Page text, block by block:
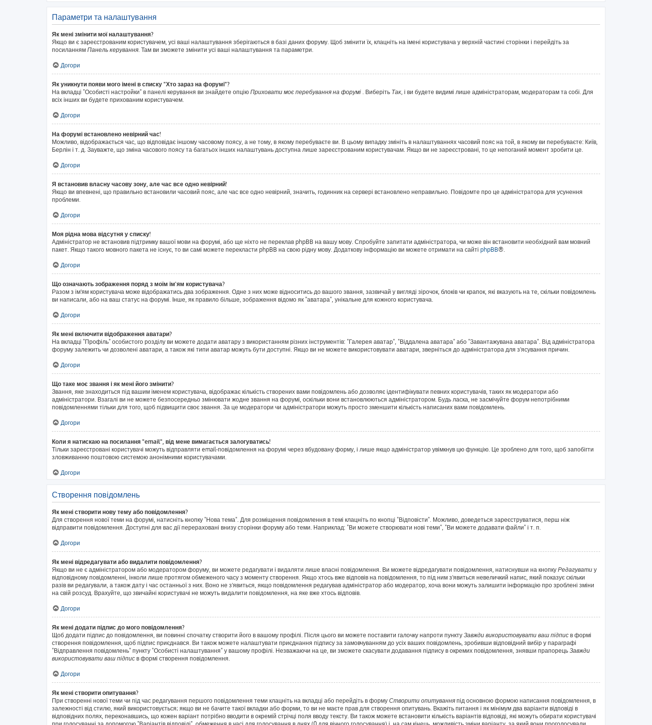
Параметри та налаштування
Як мені змінити мої налаштування?
Якщо ви є зареєстрованим користувачем, усі ваші налаштування зберігаються в базі даних форуму. Щоб змінити їх, клацніть на імені користувача у верхній частині сторінки і перейдіть за
посиланням Панель керування. Там ви зможете змінити усі ваші налаштування та параметри.
Догори
Як уникнути появи мого імені в списку "Хто зараз на форумі"?
На вкладці "Особисті настройки" в панелі керування ви знайдете опцію Приховати моє перебування на форумі . Виберіть Так, і ви будете видимі лише адміністраторам, модераторам та собі. Для
всіх інших ви будете прихованим користувачем.
Догори
На форумі встановлено невірний час!
Можливо, відображається час, що відповідає іншому часовому поясу, а не тому, в якому перебуваєте ви. В цьому випадку змініть в налаштуваннях часовий пояс на той, в якому ви перебуваєте: Київ,
Берлін і т. д. Зауважте, що зміна часового поясу та багатьох інших налаштувань доступна лише зареєстрованим користувачам. Якщо ви не зареєстровані, то це непоганий момент зробити це.
Догори
Я встановив власну часову зону, але час все одно невірний!
Якщо ви впевнені, що правильно встановили часовий пояс, але час все одно невірний, значить, годинник на сервері встановлено неправильно. Повідомте про це адміністратора для усунення
проблеми.
Догори
Моя рідна мова відсутня у списку!
Адміністратор не встановив підтримку вашої мови на форумі, або ще ніхто не переклав phpBB на вашу мову. Спробуйте запитати адміністратора, чи може він встановити необхідний вам мовний
пакет. Якщо такого мовного пакета не існує, то ви самі можете перекласти phpBB на свою рідну мову. Додаткову інформацію ви можете отримати на сайті phpBB®.
Догори
Що означають зображення поряд з моїм ім'ям користувача?
Разом з ім'ям користувача може відображатись два зображення. Одне з них може відноситись до вашого звання, зазвичай у вигляді зірочок, блоків чи крапок, які вказують на те, скільки повідомлень
ви написали, або на ваш статус на форумі. Інше, як правило більше, зображення відомо як "аватара", унікальне для кожного користувача.
Догори
Як мені включити відображення аватари?
На вкладці "Профіль" особистого розділу ви можете додати аватару з використанням різних інструментів: "Галерея аватар", "Віддалена аватара" або "Завантажувана аватара". Від адміністратора
форуму залежить чи дозволені аватари, а також які типи аватар можуть бути доступні. Якщо ви не можете використовувати аватари, зверніться до адміністратора для з'ясування причин.
Догори
Що таке моє звання і як мені його змінити?
Звання, яке знаходиться під вашим іменем користувача, відображає кількість створених вами повідомлень або дозволяє ідентифікувати певних користувачів, таких як модератори або
адміністратори. Взагалі ви не можете безпосередньо змінювати жодне звання на форумі, оскільки вони встановлюються адміністратором. Будь ласка, не засмічуйте форум непотрібними
повідомленнями тільки для того, щоб підвищити своє звання. За це модератори чи адміністратори можуть просто зменшити кількість написаних вами повідомлень.
Догори
Коли я натискаю на посилання "email", від мене вимагається залогуватись!
Тільки зареєстровані користувачі можуть відправляти email-повідомлення на форумі через вбудовану форму, і лише якщо адміністратор увімкнув цю функцію. Це зроблено для того, щоб запобігти
зловживанню поштовою системою анонімними користувачами.
Догори
Створення повідомлень
Як мені створити нову тему або повідомлення?
Для створення нової теми на форумі, натисніть кнопку "Нова тема". Для розміщення повідомлення в темі клацніть по кнопці "Відповісти". Можливо, доведеться зареєструватися, перш ніж
відправити повідомлення. Доступні для вас дії перераховані внизу сторінки форуму або теми. Наприклад: "Ви можете створювати нові теми", "Ви можете додавати файли" і т. п.
Догори
Як мені відредагувати або видалити повідомлення?
Якщо ви не є адміністратором або модератором форуму, ви можете редагувати і видаляти лише власні повідомлення. Ви можете відредагувати повідомлення, натиснувши на кнопку Редагувати у
відповідному повідомленні, інколи лише протягом обмеженого часу з моменту створення. Якщо хтось вже відповів на повідомлення, то під ним з'явиться невеличкий напис, який показує скільки
разів ви редагували, а також дату і час останньої з них. Воно не з'явиться, якщо повідомлення редагував адміністратор або модератор, хоча вони можуть залишити інформацію про зроблені зміни
на свій розсуд. Врахуйте, що звичайні користувачі не можуть видалити повідомлення, на яке вже хтось відповів.
Догори
Як мені додати підпис до мого повідомлення?
Щоб додати підпис до повідомлення, ви повинні спочатку створити його в вашому профілі. Після цього ви можете поставити галочку напроти пункту Завжди використовувати ваш підпис в формі
створення повідомлення, щоб підпис приєднався. Ви також можете налаштувати приєднання підпису за замовчуванням до усіх ваших повідомлень, зробивши відповідний вибір у параграфі
"Відправлення повідомлень" пункту "Особисті налаштування" у вашому профілі. Незважаючи на це, ви зможете скасувати додавання підпису в окремих повідомлення, знявши прапорець Завжди
використовувати ваш підпис в формі створення повідомлення.
Догори
Як мені створити опитування?
При створенні нової теми чи під час редагування першого повідомлення теми клацніть на вкладці або перейдіть в форму Створити опитування під основною формою написання повідомлення, в
залежності від стилю, який використовується; якщо ви не бачите такої вкладки або форми, то ви не маєте прав для створення опитувань. Вкажіть питання і як мінімум два варіанти відповіді в
відповідних полях, переконавшись, що кожен варіант потрібно вводити в окремій стрічці поля вводу тексту. Ви також можете встановити кількість варіантів відповіді, які можуть обирати користувачі